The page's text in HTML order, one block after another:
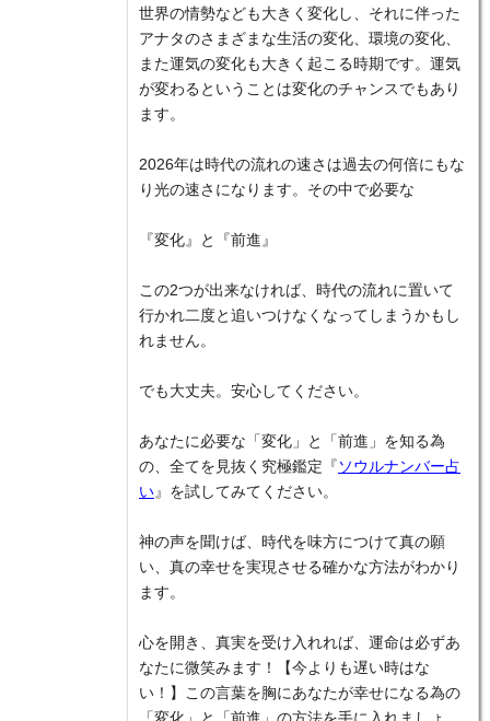
世界の情勢なども大きく変化し、それに伴った
アナタのさまざまな生活の変化、環境の変化、
また運気の変化も大きく起こる時期です。運気
が変わるということは変化のチャンスでもあり
ます。
2026年は時代の流れの速さは過去の何倍にもな
り光の速さになります。その中で必要な
『変化』と『前進』
この2つが出来なければ、時代の流れに置いて
行かれ二度と追いつけなくなってしまうかもし
れません。
でも大丈夫。安心してください。
あなたに必要な「変化」と「前進」を知る為
の、全てを見抜く究極鑑定『 ソウルナンバー占
い 』を試してみてください。
神の声を聞けば、時代を味方につけて真の願
い、真の幸せを実現させる確かな方法がわかり
ます。
心を開き、真実を受け入れれば、運命は必ずあ
なたに微笑みます！【今よりも遅い時はな
い！】この言葉を胸にあなたが幸せになる為の
「変化」と「前進」の方法を手に入れましょ